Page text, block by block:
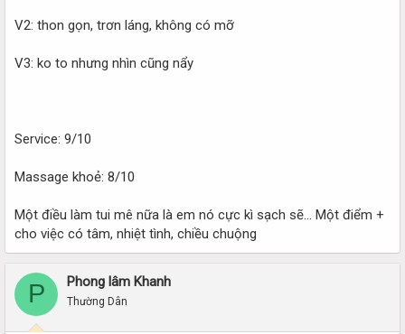
V2: thon gọn, trơn láng, không có mỡ
V3: ko to nhưng nhìn cũng nẩy
Service: 9/10
Massage khoẻ: 8/10
Một điều làm tui mê nữa là em nó cực kì sạch sẽ... Một điểm +
cho việc có tâm, nhiệt tình, chiều chuộng
P Phong lâm Khanh
Thường Dân